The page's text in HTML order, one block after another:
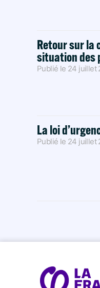
Retour sur la
situation des
Publié le 24 juillet
La loi
Publié le 24 juillet